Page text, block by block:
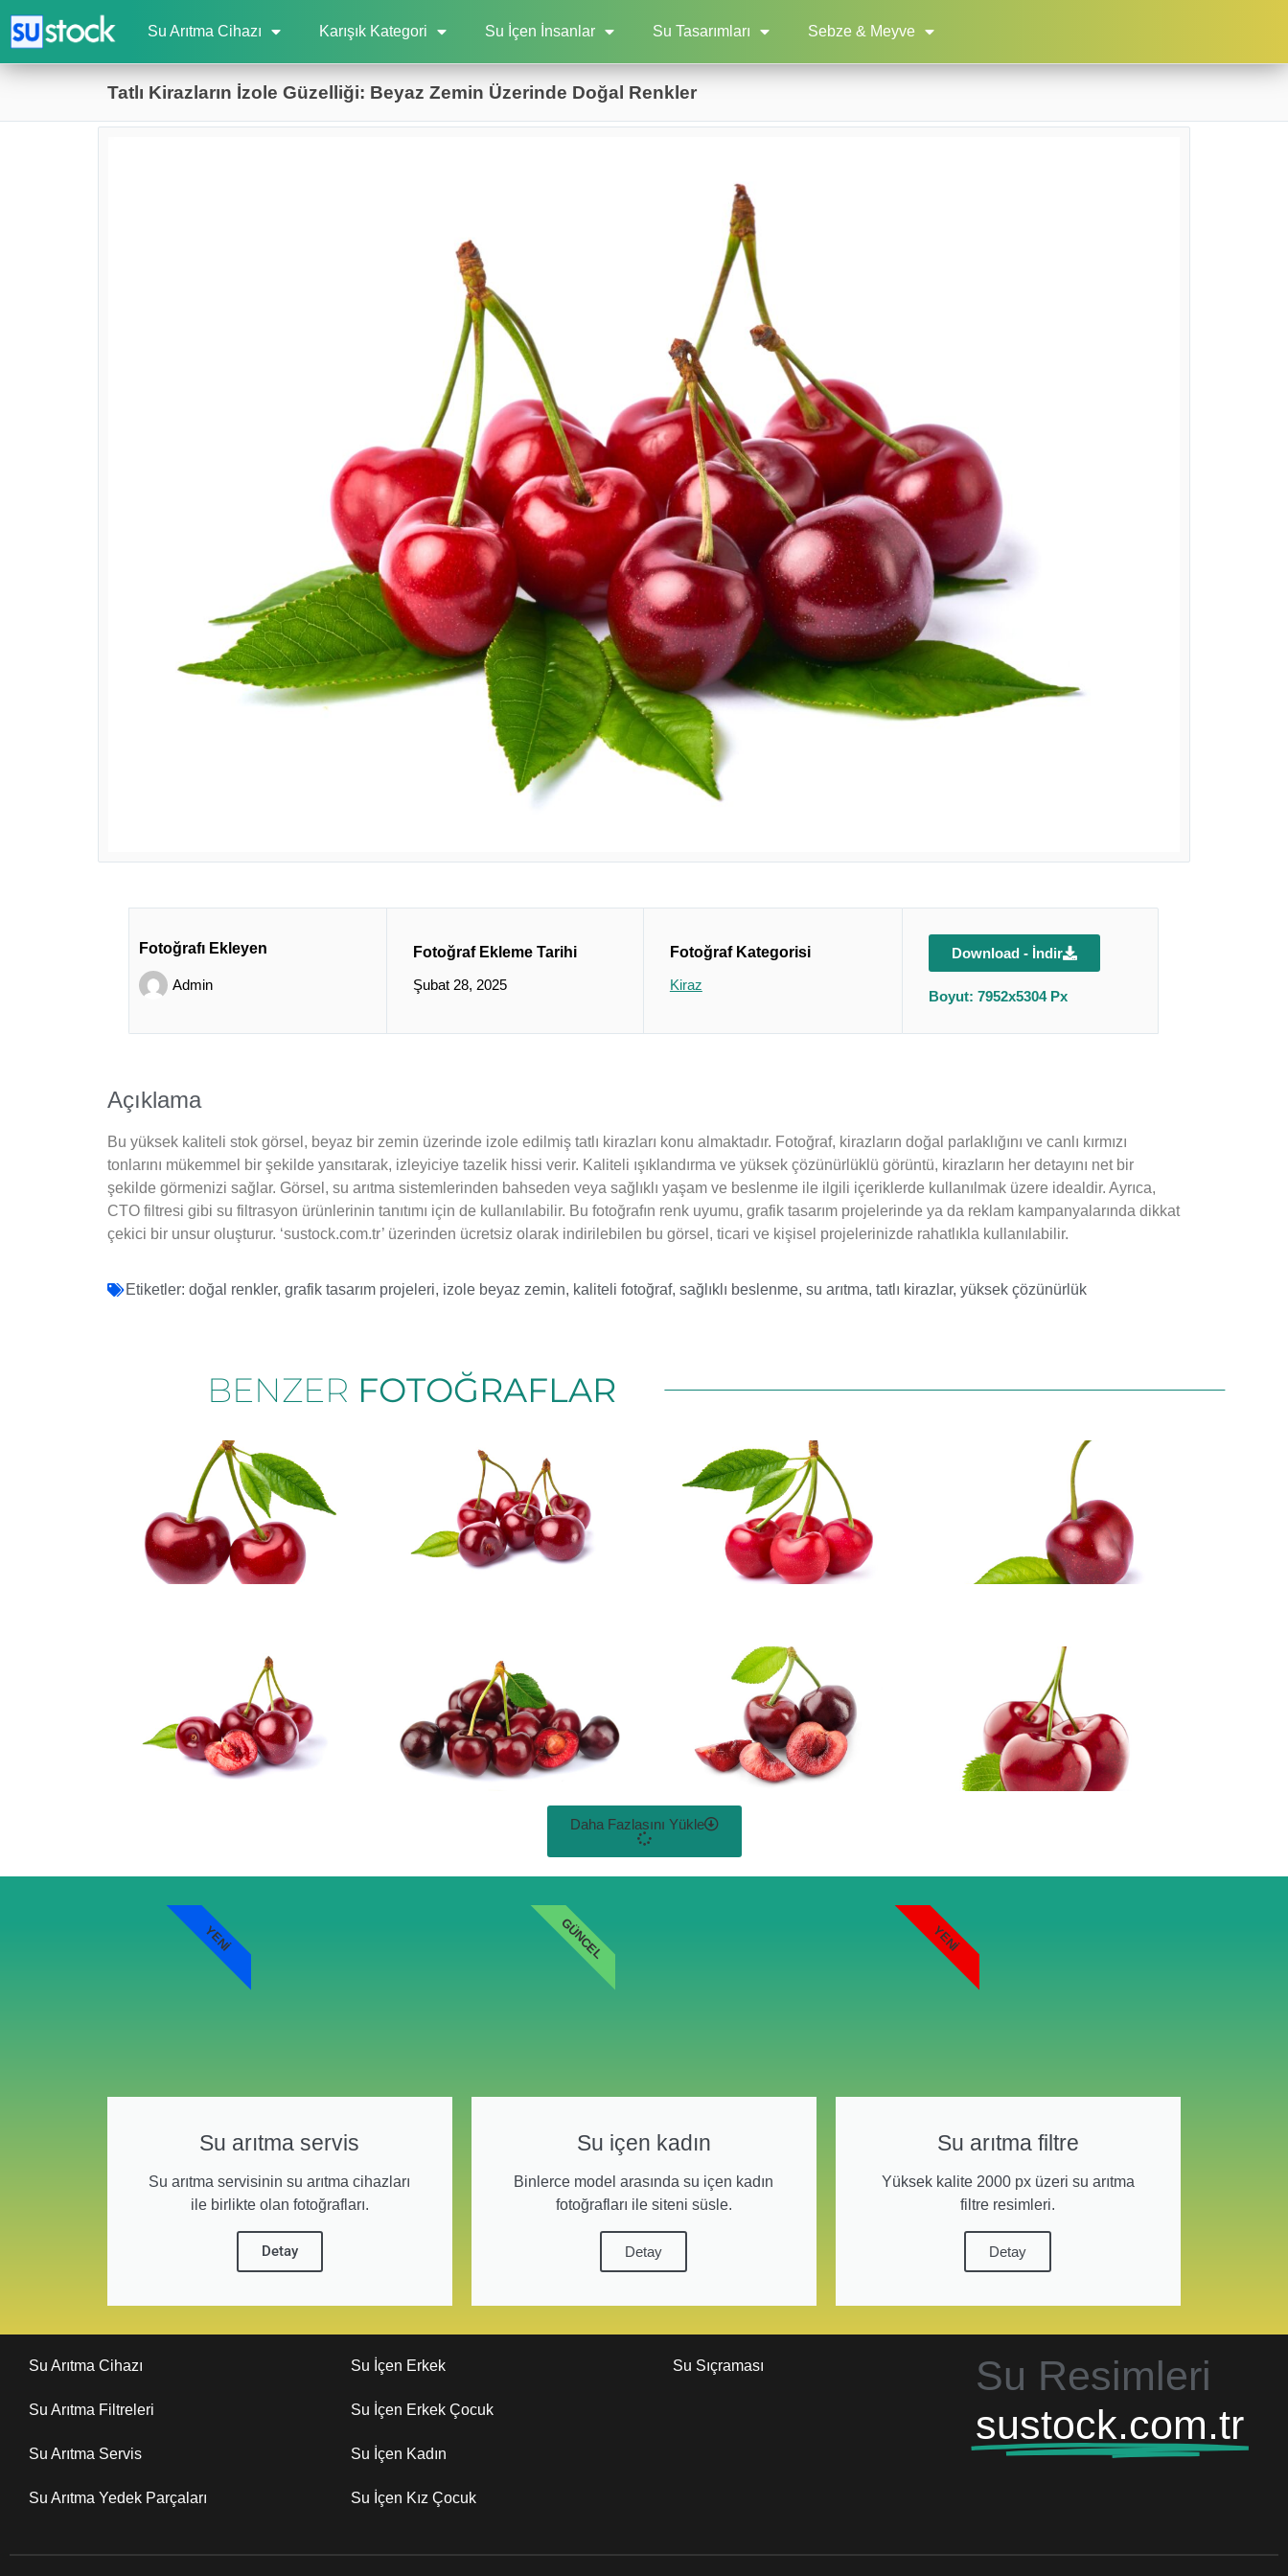
Su Arıtma Cihazı Karışık Kategori Su İçen İnsanlar Su Tasarımları Sebze & Meyve
Tatlı Kirazların İzole Güzelliği: Beyaz Zemin Üzerinde Doğal Renkler
Fotoğrafı Ekleyen
Admin
Fotoğraf Ekleme Tarihi
Şubat 28, 2025
Fotoğraf Kategorisi
Kiraz
Download - İndir
Boyut: 7952x5304 Px
Açıklama
Bu yüksek kaliteli stok görsel, beyaz bir zemin üzerinde izole edilmiş tatlı kirazları konu almaktadır. Fotoğraf, kirazların doğal parlaklığını ve canlı kırmızı
tonlarını mükemmel bir şekilde yansıtarak, izleyiciye tazelik hissi verir. Kaliteli ışıklandırma ve yüksek çözünürlüklü görüntü, kirazların her detayını net bir
şekilde görmenizi sağlar. Görsel, su arıtma sistemlerinden bahseden veya sağlıklı yaşam ve beslenme ile ilgili içeriklerde kullanılmak üzere idealdir. Ayrıca,
CTO filtresi gibi su filtrasyon ürünlerinin tanıtımı için de kullanılabilir. Bu fotoğrafın renk uyumu, grafik tasarım projelerinde ya da reklam kampanyalarında dikkat
çekici bir unsur oluşturur. ‘sustock.com.tr’ üzerinden ücretsiz olarak indirilebilen bu görsel, ticari ve kişisel projelerinizde rahatlıkla kullanılabilir.
Etiketler: doğal renkler, grafik tasarım projeleri, izole beyaz zemin, kaliteli fotoğraf, sağlıklı beslenme, su arıtma, tatlı kirazlar, yüksek çözünürlük
BENZER FOTOĞRAFLAR
Daha Fazlasını Yükle
Su arıtma servis
Su arıtma servisinin su arıtma cihazları
ile birlikte olan fotoğrafları.
Detay
YENI
Su içen kadın
Binlerce model arasında su içen kadın
fotoğrafları ile siteni süsle.
Detay
GÜNCEL
Su arıtma filtre
Yüksek kalite 2000 px üzeri su arıtma
filtre resimleri.
Detay
YENI
Su Arıtma Cihazı
Su Arıtma Filtreleri
Su Arıtma Servis
Su Arıtma Yedek Parçaları
Su İçen Erkek
Su İçen Erkek Çocuk
Su İçen Kadın
Su İçen Kız Çocuk
Su Sıçraması
Su Resimleri
sustock.com.tr